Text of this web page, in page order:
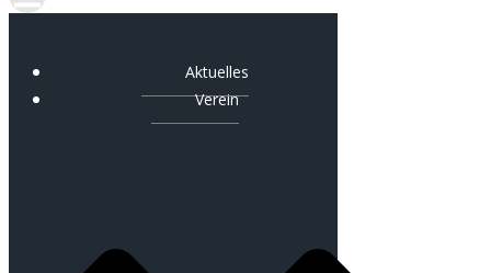
Aktuelles
Verein